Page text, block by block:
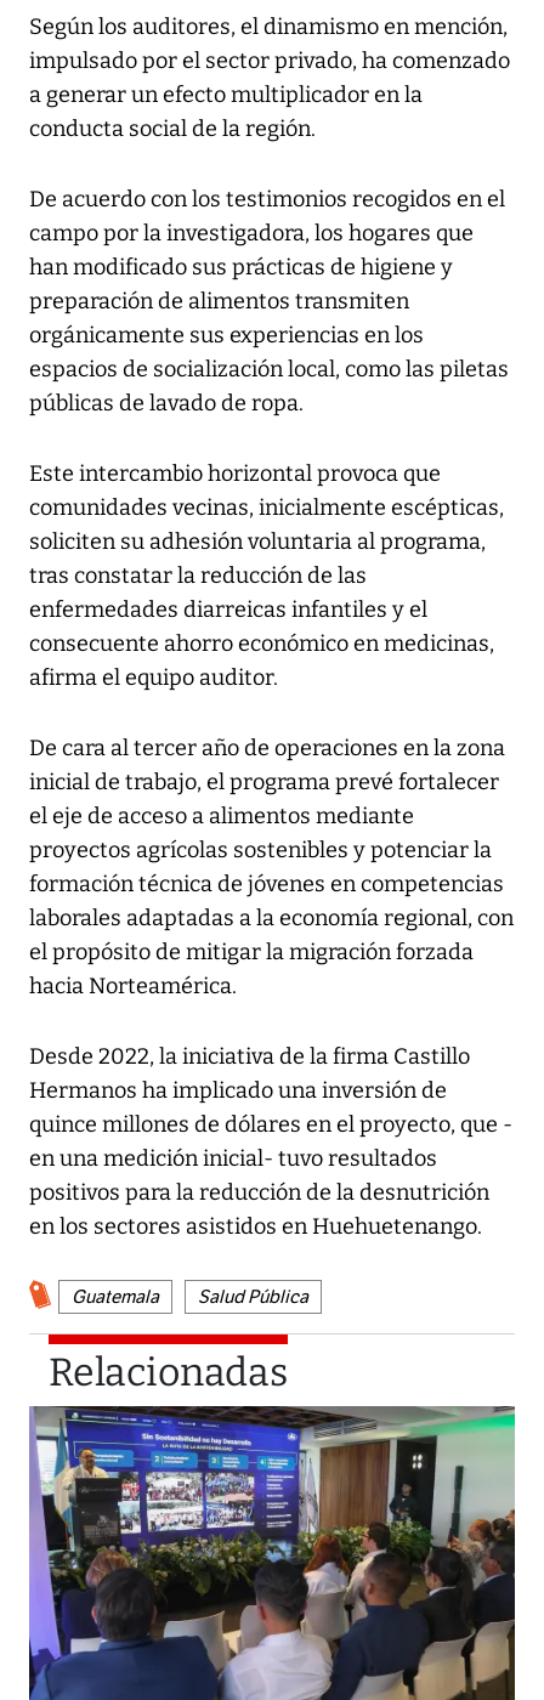
Según los auditores, el dinamismo en mención,
impulsado por el sector privado, ha comenzado
a generar un efecto multiplicador en la
conducta social de la región.
De acuerdo con los testimonios recogidos en el
campo por la investigadora, los hogares que
han modificado sus prácticas de higiene y
preparación de alimentos transmiten
orgánicamente sus experiencias en los
espacios de socialización local, como las piletas
públicas de lavado de ropa.
Este intercambio horizontal provoca que
comunidades vecinas, inicialmente escépticas,
soliciten su adhesión voluntaria al programa,
tras constatar la reducción de las
enfermedades diarreicas infantiles y el
consecuente ahorro económico en medicinas,
afirma el equipo auditor.
De cara al tercer año de operaciones en la zona
inicial de trabajo, el programa prevé fortalecer
el eje de acceso a alimentos mediante
proyectos agrícolas sostenibles y potenciar la
formación técnica de jóvenes en competencias
laborales adaptadas a la economía regional, con
el propósito de mitigar la migración forzada
hacia Norteamérica.
Desde 2022, la iniciativa de la firma Castillo
Hermanos ha implicado una inversión de
quince millones de dólares en el proyecto, que -
en una medición inicial- tuvo resultados
positivos para la reducción de la desnutrición
en los sectores asistidos en Huehuetenango.
Guatemala Salud Pública
Relacionadas